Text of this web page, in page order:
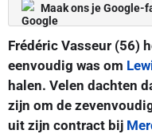
Maak ons je Google-
Frédéric Vasseur (56)
eenvoudig was om
halen. Velen dachten
zijn om de
uit zijn contract bij